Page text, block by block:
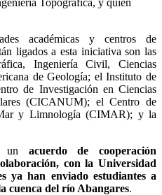
académicas y centros de
ligados a esta iniciativa son las
Ingeniería Civil, Ciencias
de Geología; el Instituto de
de Investigación en Ciencias
(CICANUM); el Centro de
y Limnología (CIMAR); y la
un acuerdo de cooperación
con la Universidad
ya han enviado estudiantes a
cuenca del río Abangares.